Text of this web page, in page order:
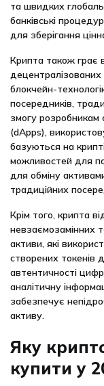
та швидких
банківські
для зберігання
Крипта також грає
децентралізованих
блокчейн-
посередників,
змогу розробникам
(dApps),
базуються на
можливостей для
для обміну
традиційних
Крім того, крипта
невзаємозамінних
активи, які
створених токенів
автентичності
аналітичну
забезпечує
активу.
Яку
купити у